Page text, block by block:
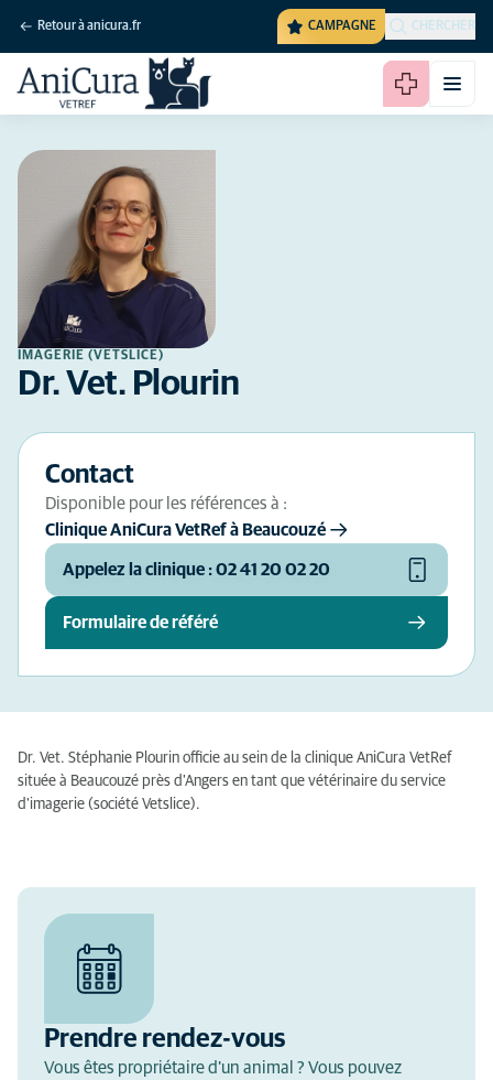
Retour à anicura.fr CAMPAGNE CHERCHER
IMAGERIE (VETSLICE)
Dr. Vet. Plourin
Contact
Disponible pour les références à :
Clinique AniCura VetRef à Beaucouzé
Appelez la clinique : 02 41 20 02 20
Formulaire de référé
Dr. Vet. Stéphanie Plourin officie au sein de la clinique AniCura VetRef
située à Beaucouzé près d'Angers en tant que vétérinaire du service
d'imagerie (société Vetslice).
Prendre rendez-vous
Vous êtes propriétaire d'un animal ? Vous pouvez